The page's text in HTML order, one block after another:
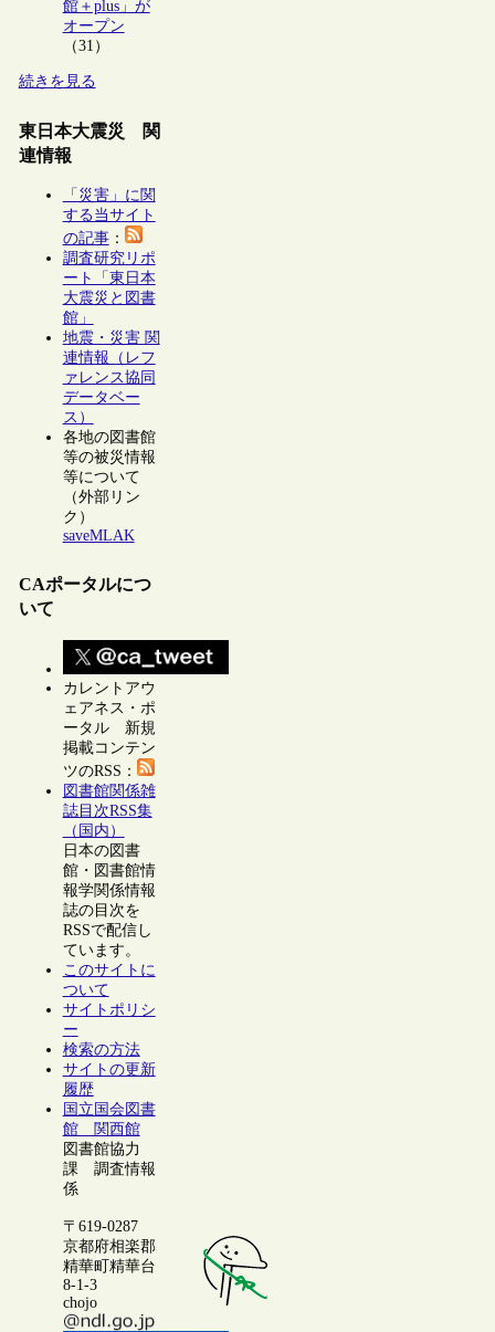
館＋plus」が
オープン
（31）
続きを見る
東日本大震災 関
連情報
「災害」に関
する当サイト
の記事：
調査研究リポ
ート「東日本
大震災と図書
館」
地震・災害 関
連情報（レフ
ァレンス協同
データベー
ス）
各地の図書館
等の被災情報
等について
（外部リン
ク）
saveMLAK
CAポータルにつ
いて
カレントアウ
ェアネス・ポ
ータル 新規
掲載コンテン
ツのRSS：
図書館関係雑
誌目次RSS集
（国内）
日本の図書
館・図書館情
報学関係情報
誌の目次を
RSSで配信し
ています。
このサイトに
ついて
サイトポリシ
ー
検索の方法
サイトの更新
履歴
国立国会図書
館 関西館
図書館協力
課 調査情報
係
〒619-0287
京都府相楽郡
精華町精華台
8-1-3
chojo